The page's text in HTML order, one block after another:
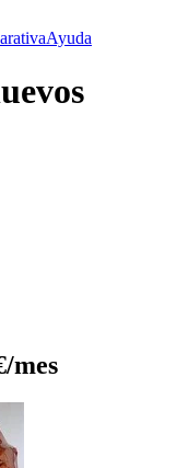
Ayuda
mes